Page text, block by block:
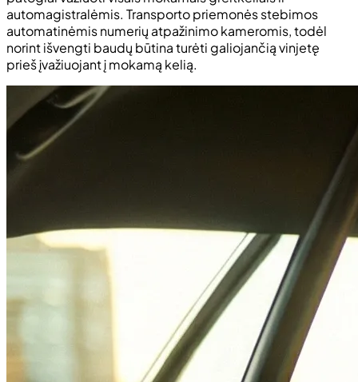
automagistralėmis. Transporto priemonės stebimos
automatinėmis numerių atpažinimo kameromis, todėl
norint išvengti baudų būtina turėti galiojančią vinjetę
prieš įvažiuojant į mokamą kelią.